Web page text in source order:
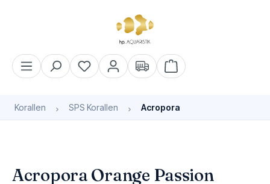
Warenkorb enthält 0
Korallen SPS Korallen Acropora
Acropora Orange Passion